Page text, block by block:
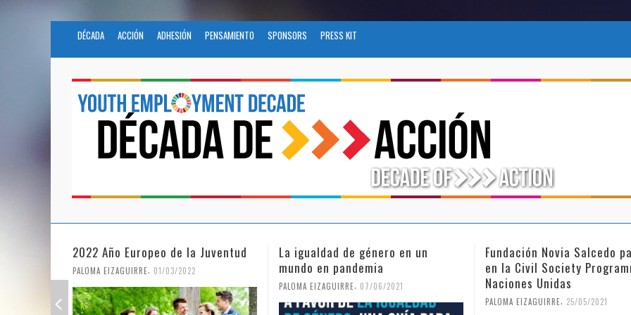
DÉCADA ACCIÓN ADHESIÓN PENSAMIENTO SPONSORS PRESS KIT
La igualdad de género en un
mundo en pandemia
PALOMA EIZAGUIRRE, 07/06/2021
Fundación Novia Salcedo participa
en la Civil Society Programme de
Naciones Unidas
PALOMA EIZAGUIRRE, 25/05/2021
El futuro del trabajo tras
COVID-19
PALOMA EIZAGUIRRE, 26/04/2021